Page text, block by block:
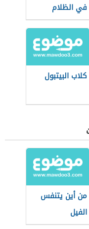
في الظلام
كلاب البيتبول
من أين يتنفس
الفيل